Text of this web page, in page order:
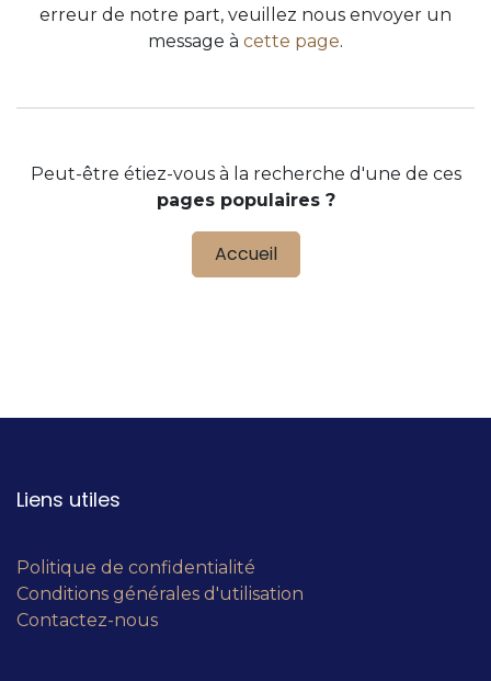
erreur de notre part, veuillez nous envoyer un
message à cette page.
Peut-être étiez-vous à la recherche d'une de ces
pages populaires ?
Accueil
Liens utiles
Politique de confidentialité
Conditions générales d'utilisation
Contactez-nous